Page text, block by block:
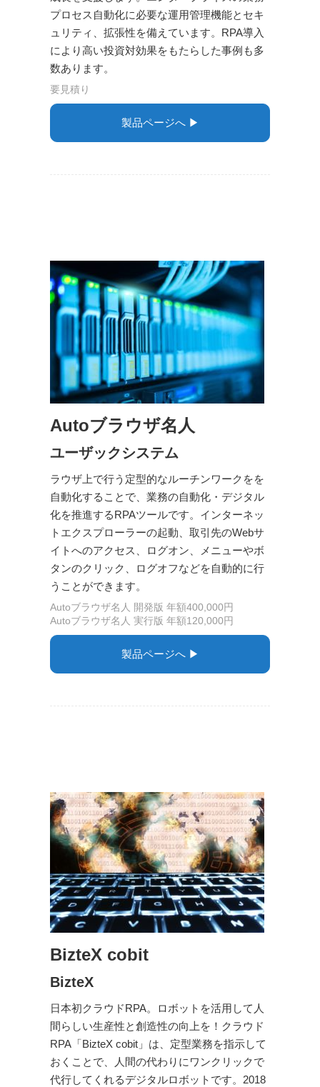
プロセス自動化に必要な運用管理機能とセキ
ュリティ、拡張性を備えています。RPA導入
により高い投資対効果をもたらした事例も多
数あります。
要見積り
製品ページへ ▶︎
Autoブラウザ名人
ユーザックシステム
ラウザ上で行う定型的なルーチンワークをを
自動化することで、業務の自動化・デジタル
化を推進するRPAツールです。インターネッ
トエクスプローラーの起動、取引先のWebサ
イトへのアクセス、ログオン、メニューやボ
タンのクリック、ログオフなどを自動的に行
うことができます。
Autoブラウザ名人 開発版 年額400,000円
Autoブラウザ名人 実行版 年額120,000円
製品ページへ ▶︎
BizteX cobit
BizteX
日本初クラウドRPA。ロボットを活用して人
間らしい生産性と創造性の向上を！クラウド
RPA「BizteX cobit」は、定型業務を指示して
おくことで、人間の代わりにワンクリックで
代行してくれるデジタルロボットです。2018